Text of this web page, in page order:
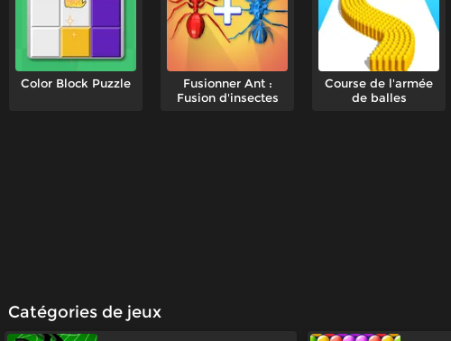
Color Block Puzzle
Fusionner Ant :
Fusion d'insectes
Course de l'armée
de balles
Catégories de jeux